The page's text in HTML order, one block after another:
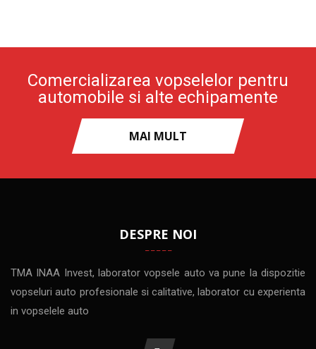
Comercializarea vopselelor pentru
automobile si alte echipamente
MAI MULT
DESPRE NOI
TMA INAA Invest, laborator vopsele auto va pune la dispozitie
vopseluri auto profesionale si calitative, laborator cu experienta
in vopselele auto